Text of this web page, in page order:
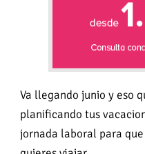
Va llegando junio y eso
planificando tus
jornada laboral para